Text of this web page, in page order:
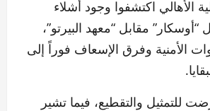
الأهالي اكتشفوا وجود أشلاء
مقابل “معهد البيرتو”،
الأمنية وفرق الإسعاف فوراً إلى
للتمثيل والتقطيع، فيما تشير